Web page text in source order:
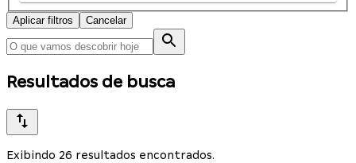
Aplicar filtros Cancelar
Resultados de busca
Exibindo 26 resultados encontrados.